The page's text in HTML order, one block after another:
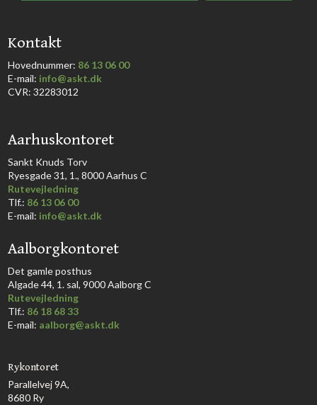
​Kontakt
Hovednummer: 86 13 06 00
​E-mail: info@askt.dk
CVR: 32283012
​Aarhuskontoret
​Sankt Knuds Torv
Ryesgade 31, 1., 8000 Aarhus C​​​
Rutevejledning
​Tlf.: 86 13 06 00
E-mail: info@askt.dk
Aalborgkontoret
​Det gamle posthus
Algade 44, 1. sal, 9000 Aalborg C​
Rutevejledning
Tlf.: 86 18 68 33​
E-mail: aalborg@askt.dk​
Rykontoret
Parallelvej 9A,
8680 Ry